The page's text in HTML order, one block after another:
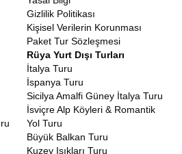
rehberlerimiz, bölgeye
ve size sadece yerleri gösteren
uzmanlardır. Bu anlamda
Güney Kore Gezi Rehberi
en iyi Ramen yenir? Seul’de nereden
Japon metrosu nasıl kullanılır?
rehberlerimizden anında alabilirsiniz.
yerleri değil, yerel halkın
ve inançlarını da aktarır. Bir Şinto
Kore’de büyüklerin yanında
kültürel kodları öğrenirsiniz.
Gizlilik Politikası
Kişisel Verilerin Korunması
Paket Tur Sözleşmesi
Rüya Yurt Dışı Turları
İtalya Turu
İspanya Turu
Sicilya Amalfi Güney İtalya Turu
İsviçre Alp Köyleri & Romantik
Yol Turu
Büyük Balkan Turu
Kuzey Işıkları Turu